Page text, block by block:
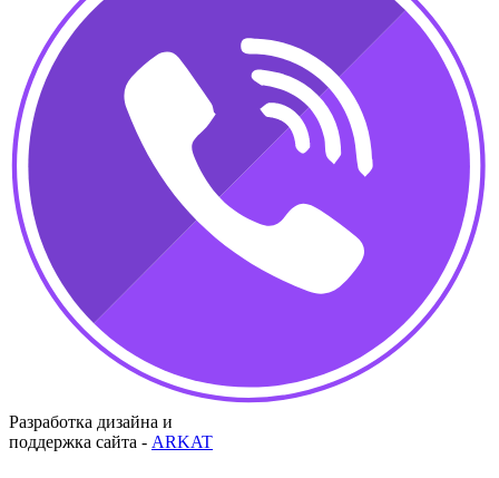
Разработка дизайна и
поддержка сайта - ARKAT